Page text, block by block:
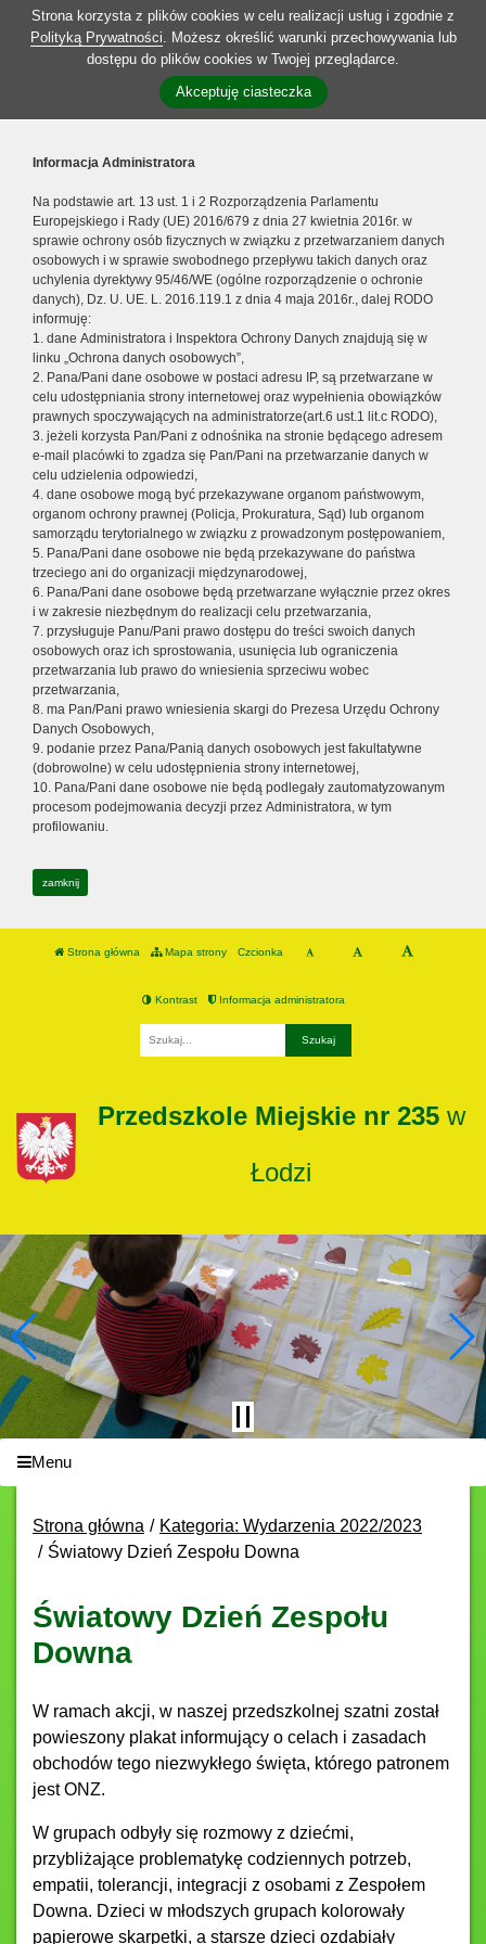
Strona korzysta z plików cookies w celu realizacji usług i zgodnie z
Polityką Prywatności. Możesz określić warunki przechowywania lub
dostępu do plików cookies w Twojej przeglądarce.
Akceptuję ciasteczka
Informacja Administratora
Na podstawie art. 13 ust. 1 i 2 Rozporządzenia Parlamentu
Europejskiego i Rady (UE) 2016/679 z dnia 27 kwietnia 2016r. w
sprawie ochrony osób fizycznych w związku z przetwarzaniem danych
osobowych i w sprawie swobodnego przepływu takich danych oraz
uchylenia dyrektywy 95/46/WE (ogólne rozporządzenie o ochronie
danych), Dz. U. UE. L. 2016.119.1 z dnia 4 maja 2016r., dalej RODO
informuję:
1. dane Administratora i Inspektora Ochrony Danych znajdują się w
linku „Ochrona danych osobowych”,
2. Pana/Pani dane osobowe w postaci adresu IP, są przetwarzane w
celu udostępniania strony internetowej oraz wypełnienia obowiązków
prawnych spoczywających na administratorze(art.6 ust.1 lit.c RODO),
3. jeżeli korzysta Pan/Pani z odnośnika na stronie będącego adresem
e-mail placówki to zgadza się Pan/Pani na przetwarzanie danych w
celu udzielenia odpowiedzi,
4. dane osobowe mogą być przekazywane organom państwowym,
organom ochrony prawnej (Policja, Prokuratura, Sąd) lub organom
samorządu terytorialnego w związku z prowadzonym postępowaniem,
5. Pana/Pani dane osobowe nie będą przekazywane do państwa
trzeciego ani do organizacji międzynarodowej,
6. Pana/Pani dane osobowe będą przetwarzane wyłącznie przez okres
i w zakresie niezbędnym do realizacji celu przetwarzania,
7. przysługuje Panu/Pani prawo dostępu do treści swoich danych
osobowych oraz ich sprostowania, usunięcia lub ograniczenia
przetwarzania lub prawo do wniesienia sprzeciwu wobec
przetwarzania,
8. ma Pan/Pani prawo wniesienia skargi do Prezesa Urzędu Ochrony
Danych Osobowych,
9. podanie przez Pana/Panią danych osobowych jest fakultatywne
(dobrowolne) w celu udostępnienia strony internetowej,
10. Pana/Pani dane osobowe nie będą podlegały zautomatyzowanym
procesom podejmowania decyzji przez Administratora, w tym
profilowaniu.
zamknij
Strona główna Mapa strony Czcionka
Kontrast Informacja administratora
Przedszkole Miejskie nr 235 w
Łodzi
Menu
Strona główna
Kategoria: Wydarzenia 2022/2023
Światowy Dzień Zespołu Downa
Światowy Dzień Zespołu
Downa
W ramach akcji, w naszej przedszkolnej szatni został
powieszony plakat informujący o celach i zasadach
obchodów tego niezwykłego święta, którego patronem
jest ONZ.
W grupach odbyły się rozmowy z dziećmi,
przybliżające problematykę codziennych potrzeb,
empatii, tolerancji, integracji z osobami z Zespołem
Downa. Dzieci w młodszych grupach kolorowały
papierowe skarpetki, a starsze dzieci ozdabiały